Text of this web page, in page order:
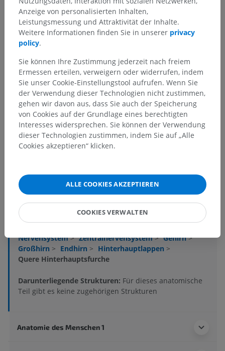
Anatomische Hierarchie
Anatomie des Menschen 2
Nervensystem> Zentralnervensystem> Gehirn>
Großhirn > Endhirn > Hinterhauptlappen >
Quere Hinterhauptsfurche
Darunterliegende Strukturen: Für dieses anatomische
Teil gibt es keine zugehörigen Strukturen
Anatomie des Menschen 1
Anzeige von personalisierten Inhalten,
Leistungsmessung und Attraktivität der Inhalte.
Weitere Informationen finden Sie in unserer privacy
policy.
Sie können Ihre Zustimmung jederzeit nach freiem
Ermessen erteilen, verweigern oder widerrufen, indem
Sie unser Cookie-Einstellungstool aufrufen. Wenn Sie
der Verwendung dieser Technologien nicht zustimmen,
gehen wir davon aus, dass Sie auch der Speicherung
von Cookies auf der Grundlage eines berechtigten
Interesses widersprechen. Sie können der Verwendung
dieser Technologien zustimmen, indem Sie auf „Alle
Cookies akzeptieren“ klicken.
ALLE COOKIES AKZEPTIEREN
COOKIES VERWALTEN